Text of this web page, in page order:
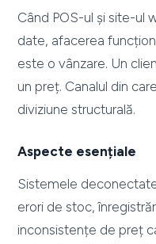
Când POS-ul și site-ul
date, afacerea
este o vânzare. Un
un preț. Canalul din
diviziune structurală.
Aspecte esențiale
Sistemele
erori de stoc,
inconsistențe de preț